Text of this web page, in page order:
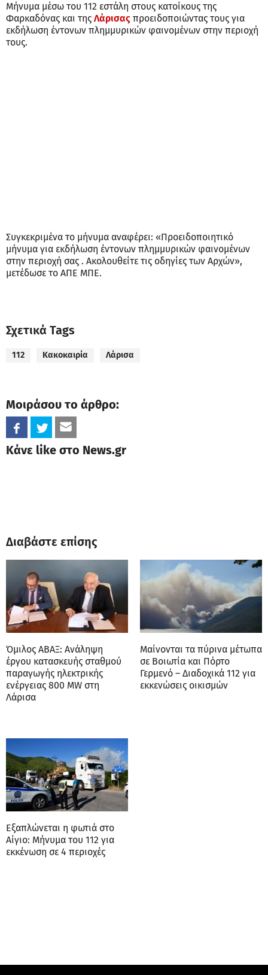
Μήνυμα μέσω του 112 εστάλη στους κατοίκους της
Φαρκαδόνας και της Λάρισας προειδοποιώντας τους για
εκδήλωση έντονων πλημμυρικών φαινομένων στην περιοχή
τους.
Συγκεκριμένα το μήνυμα αναφέρει: «Προειδοποιητικό
μήνυμα για εκδήλωση έντονων πλημμυρικών φαινομένων
στην περιοχή σας . Ακολουθείτε τις οδηγίες των Αρχών»,
μετέδωσε το ΑΠΕ ΜΠΕ.
Σχετικά Tags
112 Κακοκαιρία Λάρισα
Μοιράσου το άρθρο:
Κάνε like στο News.gr
Διαβάστε επίσης
Όμιλος ΑΒΑΞ: Ανάληψη
έργου κατασκευής σταθμού
παραγωγής ηλεκτρικής
ενέργειας 800 ΜW στη
Λάρισα
Μαίνονται τα πύρινα μέτωπα
σε Βοιωτία και Πόρτο
Γερμενό – Διαδοχικά 112 για
εκκενώσεις οικισμών
Εξαπλώνεται η φωτιά στο
Αίγιο: Μήνυμα του 112 για
εκκένωση σε 4 περιοχές